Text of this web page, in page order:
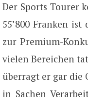
Der Sports Tourer
55’800 Franken
zur Premium-
vielen Bereichen
überragt er gar die
in Sachen